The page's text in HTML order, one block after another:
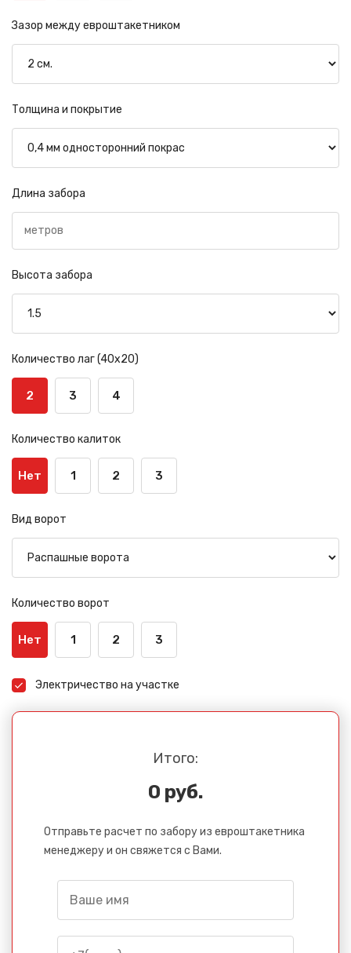
Зазор между евроштакетником
Толщина и покрытие
Длина забора
Высота забора
Количество лаг (40х20)
2 3 4
Количество калиток
Нет 1 2 3
Вид ворот
Количество ворот
Нет 1 2 3
Электричество на участке
Итого:
0 руб.
Отправьте расчет по забору из евроштакетника
менеджеру и он свяжется с Вами.